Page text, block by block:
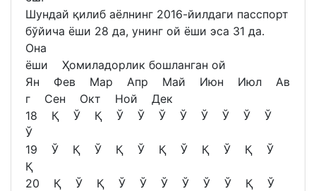
Шундай қилиб аёлнинг 2016-йилдаги пасспорт
бўйича ёши 28 да, унинг ой ёши эса 31 да.
Она
ёши Ҳомиладорлик бошланган ой
Ян Фев Мар Апр Май Июн Июл Ав
г Сен Окт Ной Дек
18 Қ Ў Қ Ў Ў Ў Ў Ў Ў Ў Ў
Ў
19 Ў Қ Ў Қ Ў Қ Ў Қ Ў Қ Ў
Қ
20 Қ Ў Қ Ў Ў Ў Ў Ў Ў Қ Ў